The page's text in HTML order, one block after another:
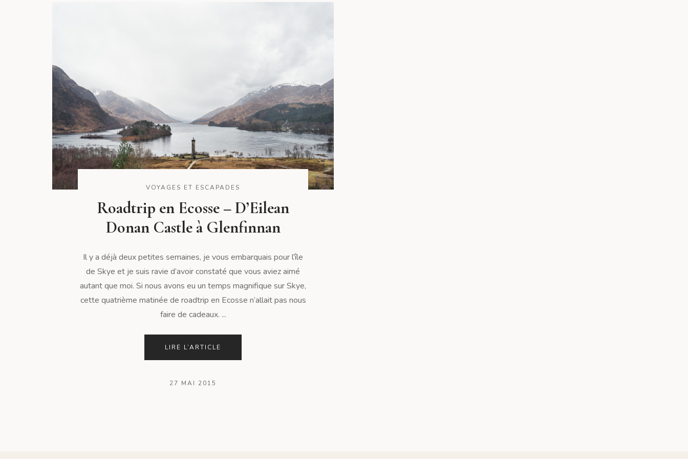
VOYAGES ET ESCAPADES
Roadtrip en Ecosse – D’Eilean
Donan Castle à Glenfinnan
Il y a déjà deux petites semaines, je vous embarquais pour l’île
de Skye et je suis ravie d’avoir constaté que vous aviez aimé
autant que moi. Si nous avons eu un temps magnifique sur Skye,
cette quatrième matinée de roadtrip en Ecosse n’allait pas nous
faire de cadeaux. ...
LIRE L’ARTICLE
27 MAI 2015